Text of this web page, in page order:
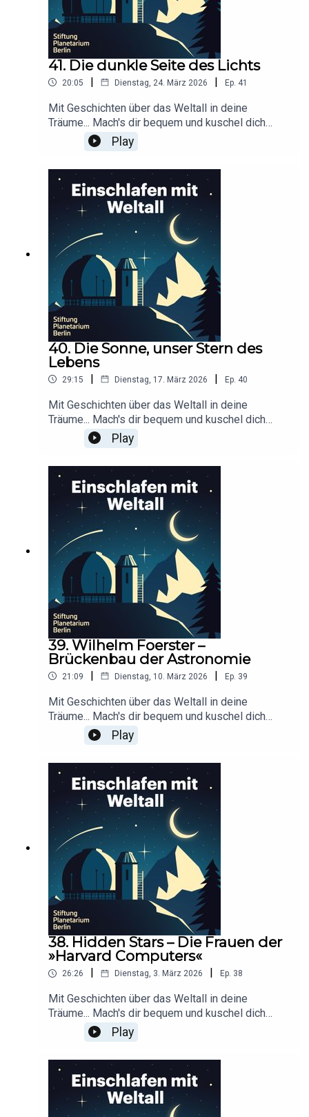
41. Die dunkle Seite des Lichts
20:05 | Dienstag, 24. März 2026 | Ep. 41
Mit Geschichten über das Weltall in deine
Träume... Mach's dir bequem und kuschel dich
ein!Dieser Podcast wird durch Werbung
finanziert. Infos und Angebote unserer
https://linktr.ee/EinschlafenMitPodcastProduzier
t von Tim Rodenkirchen für Schønlein MediaIn
Kooperation mit der Stiftung Planetarium
BerlinRedaktion: Dr. Felix Lühning, Dr. Monika
Staesche, Ghazal WeberStimme: Dr. Monika
StaescheCover-Artwork von Amadeus E. Fronk
Play
40. Die Sonne, unser Stern des
Lebens
29:15 | Dienstag, 17. März 2026 | Ep. 40
Mit Geschichten über das Weltall in deine
Träume... Mach's dir bequem und kuschel dich
ein!Dieser Podcast wird durch Werbung
finanziert. Infos und Angebote unserer
Werbepartner:
https://linktr.ee/EinschlafenMitPodcastProduzier
t von Tim Rodenkirchen für Schønlein MediaIn
Kooperation mit der Stiftung Planetarium
BerlinRedaktion: Dr. Felix Lühning, Dr. Monika
Staesche, Ghazal WeberStimme: Dr. Monika
StaescheCover-Artwork von Amadeus E. Fronk
Play
39. Wilhelm Foerster –
Brückenbau der Astronomie
21:09 | Dienstag, 10. März 2026 | Ep. 39
Mit Geschichten über das Weltall in deine
Träume... Mach's dir bequem und kuschel dich
ein!Dieser Podcast wird durch Werbung
finanziert. Infos und Angebote unserer
Werbepartner:
https://linktr.ee/EinschlafenMitPodcastProduzier
t von Tim Rodenkirchen für Schønlein MediaIn
Kooperation mit der Stiftung Planetarium
BerlinRedaktion: Dr. Felix Lühning, Dr. Monika
Staesche, Ghazal WeberStimme: Dr. Monika
StaescheCover-Artwork von Amadeus E. Fronk
Play
38. Hidden Stars – Die Frauen der
»Harvard Computers«
26:26 | Dienstag, 3. März 2026 | Ep. 38
Mit Geschichten über das Weltall in deine
Träume... Mach's dir bequem und kuschel dich
ein!Dieser Podcast wird durch Werbung
finanziert. Infos und Angebote unserer
Werbepartner:
https://linktr.ee/EinschlafenMitPodcastProduzier
t von Tim Rodenkirchen für Schønlein MediaIn
Kooperation mit der Stiftung Planetarium
Play